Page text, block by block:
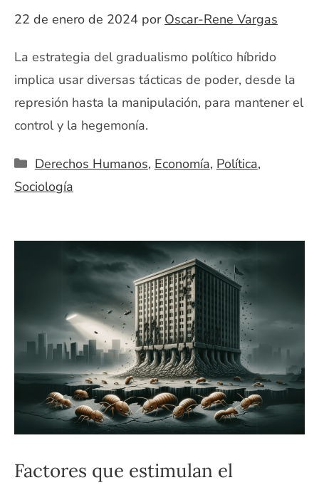
22 de enero de 2024 por Oscar-Rene Vargas
La estrategia del gradualismo político híbrido
implica usar diversas tácticas de poder, desde la
represión hasta la manipulación, para mantener el
control y la hegemonía.
Categorías
Derechos Humanos, Economía, Política,
Sociología
Factores que estimulan el